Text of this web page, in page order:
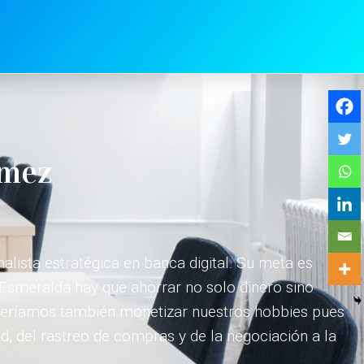
estratégica en banca digital. Su meta es
hay que ahorrar no solo dinero sino
también monetizar nuestros hobbies pues
del rastreo de compras y de la negociación a la